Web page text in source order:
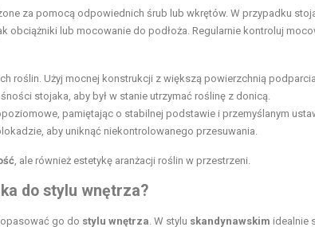
za pomocą odpowiednich śrub lub wkrętów. W przypadku
lub mocowanie do podłoża. Regularnie kontroluj
roślin. Użyj mocnej konstrukcji z większą powierzchnią podparcia.
stojaka, aby był w stanie utrzymać roślinę z donicą.
pamiętając o stabilnej podstawie i przemyślanym
aby uniknąć niekontrolowanego przesuwania.
, ale również estetykę aranżacji roślin w przestrzeni.
do stylu wnętrza?
go do stylu wnętrza . W stylu skandynawskim idealnie